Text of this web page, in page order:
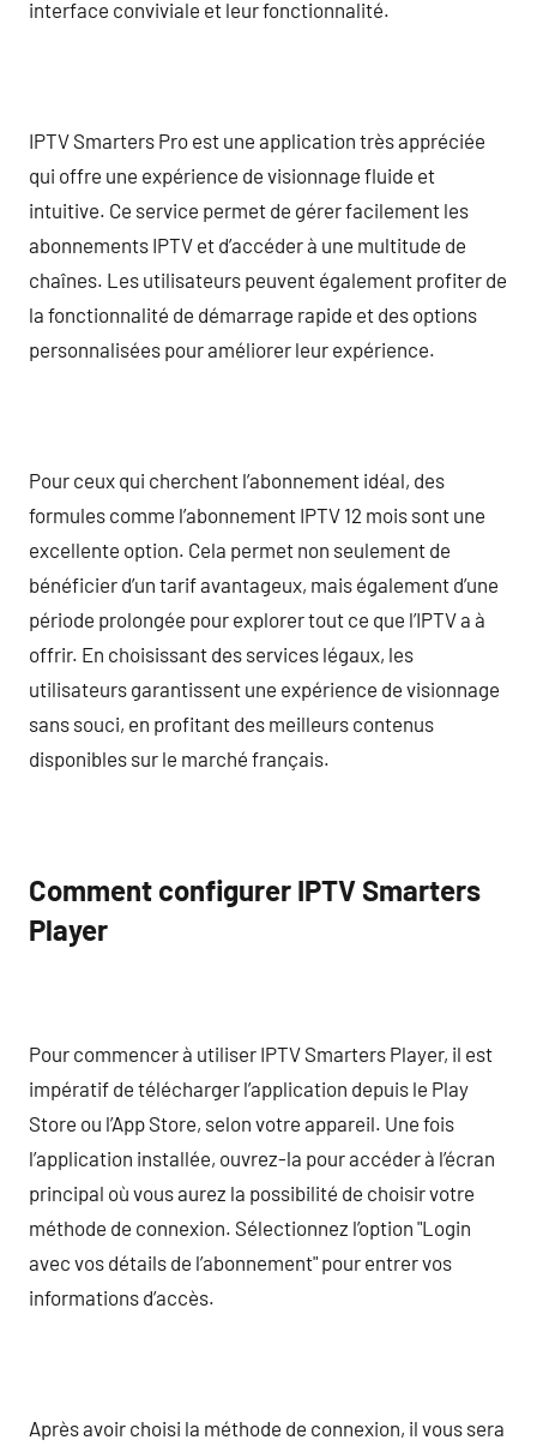
interface conviviale et leur fonctionnalité.
IPTV Smarters Pro est une application très appréciée
qui offre une expérience de visionnage fluide et
intuitive. Ce service permet de gérer facilement les
abonnements IPTV et d’accéder à une multitude de
chaînes. Les utilisateurs peuvent également profiter de
la fonctionnalité de démarrage rapide et des options
personnalisées pour améliorer leur expérience.
Pour ceux qui cherchent l’abonnement idéal, des
formules comme l’abonnement IPTV 12 mois sont une
excellente option. Cela permet non seulement de
bénéficier d’un tarif avantageux, mais également d’une
période prolongée pour explorer tout ce que l’IPTV a à
offrir. En choisissant des services légaux, les
utilisateurs garantissent une expérience de visionnage
sans souci, en profitant des meilleurs contenus
disponibles sur le marché français.
Comment configurer IPTV Smarters
Player
Pour commencer à utiliser IPTV Smarters Player, il est
impératif de télécharger l’application depuis le Play
Store ou l’App Store, selon votre appareil. Une fois
l’application installée, ouvrez-la pour accéder à l’écran
principal où vous aurez la possibilité de choisir votre
méthode de connexion. Sélectionnez l’option "Login
avec vos détails de l’abonnement" pour entrer vos
informations d’accès.
Après avoir choisi la méthode de connexion, il vous sera